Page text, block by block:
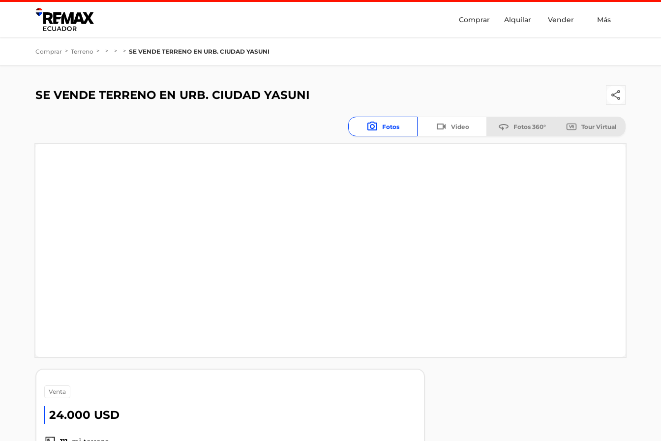
Comprar Alquilar Vender Más
Comprar > Terreno > > > > SE VENDE TERRENO EN URB. CIUDAD YASUNI
SE VENDE TERRENO EN URB. CIUDAD YASUNI
Fotos Video Fotos 360° Tour Virtual
venta
24.000 USD